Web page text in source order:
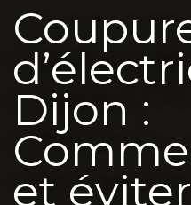
Dijon :
et